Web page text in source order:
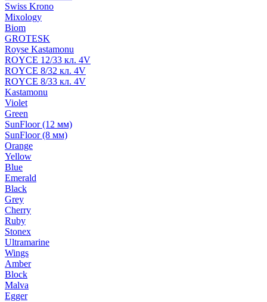
Swiss Krono
Mixology
Biom
GROTESK
Royse Kastamonu
ROYCE 12/33 кл. 4V
ROYCE 8/32 кл. 4V
ROYCE 8/33 кл. 4V
Kastamonu
Violet
Green
SunFloor (12 мм)
SunFloor (8 мм)
Orange
Yellow
Blue
Emerald
Black
Grey
Cherry
Ruby
Stonex
Ultramarine
Wings
Amber
Block
Malva
Egger